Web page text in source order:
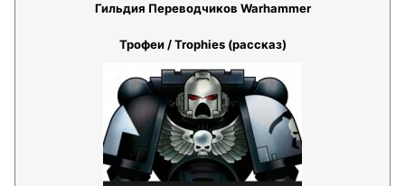
Гильдия Переводчиков Warhammer
Трофеи / Trophies (рассказ)